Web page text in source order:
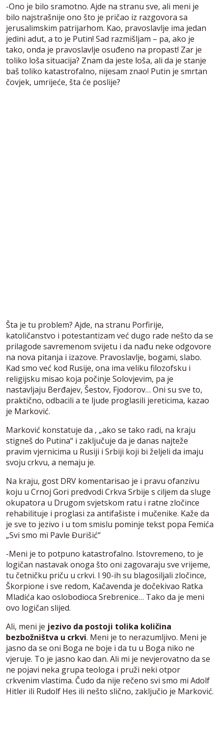
-Ono je bilo sramotno. Ajde na stranu sve, ali meni je
bilo najstrašnije ono što je pričao iz razgovora sa
jerusalimskim patrijarhom. Kao, pravoslavlje ima jedan
jedini adut, a to je Putin! Sad razmišljam – pa, ako je
tako, onda je pravoslavlje osuđeno na propast! Zar je
toliko loša situacija? Znam da jeste loša, ali da je stanje
baš toliko katastrofalno, nijesam znao! Putin je smrtan
čovjek, umrijeće, šta će poslije?
Šta je tu problem? Ajde, na stranu Porfirije,
katoličanstvo i potestantizam već dugo rade nešto da se
prilagode savremenom svijetu i da nađu neke odgovore
na nova pitanja i izazove. Pravoslavlje, bogami, slabo.
Kad smo već kod Rusije, ona ima veliku filozofsku i
religijsku misao koja počinje Solovjevim, pa je
nastavljaju Berđajev, Šestov, Fjodorov… Oni su sve to,
praktično, odbacili a te ljude proglasili jereticima, kazao
je Marković.
Marković konstatuje da , „ako se tako radi, na kraju
stigneš do Putina“ i zaključuje da je danas najteže
pravim vjernicima u Rusiji i Srbiji koji bi željeli da imaju
svoju crkvu, a nemaju je.
Na kraju, gost DRV komentarisao je i pravu ofanzivu
koju u Crnoj Gori predvodi Crkva Srbije s ciljem da sluge
okupatora u Drugom svjetskom ratu i ratne zločince
rehabilituje i proglasi za antifašiste i mučenike. Kaže da
je sve to jezivo i u tom smislu pominje tekst popa Femića
„Svi smo mi Pavle Đurišić“
-Meni je to potpuno katastrofalno. Istovremeno, to je
logičan nastavak onoga što oni zagovaraju sve vrijeme,
tu četničku priču u crkvi. I 90-ih su blagosiljali zločince,
Škorpione i sve redom, Kačavenda je dočekivao Ratka
Mladića kao oslobodioca Srebrenice… Tako da je meni
ovo logičan slijed.
Ali, meni je jezivo da postoji tolika količina
bezbožništva u crkvi. Meni je to nerazumljivo. Meni je
jasno da se oni Boga ne boje i da tu u Boga niko ne
vjeruje. To je jasno kao dan. Ali mi je nevjerovatno da se
ne pojavi neka grupa teologa i pruži neki otpor
crkvenim vlastima. Čudo da nije rečeno svi smo mi Adolf
Hitler ili Rudolf Hes ili nešto slično, zaključio je Marković.